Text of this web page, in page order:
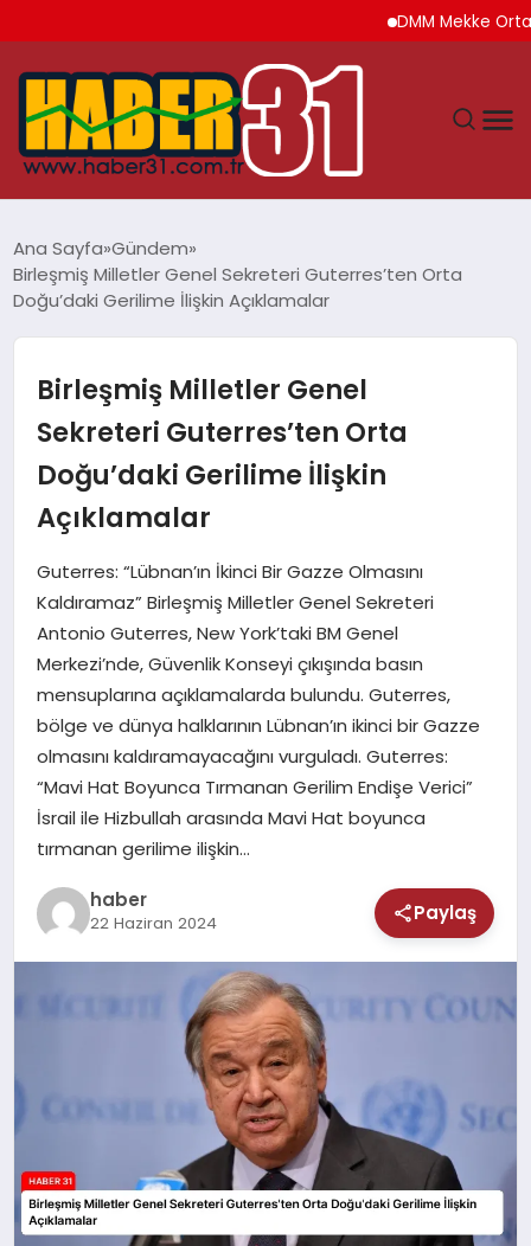
DMM Mekke Ortak
HATAY
EKONOMI
GÜNDEM
MAGAZIN
SAĞLIK
TEKNOLOJI
Ana Sayfa Gündem
Birleşmiş Milletler Genel Sekreteri Guterres’ten Orta
Doğu’daki Gerilime İlişkin Açıklamalar
Birleşmiş Milletler Genel
Sekreteri Guterres’ten Orta
Doğu’daki Gerilime İlişkin
Açıklamalar
Guterres: “Lübnan’ın İkinci Bir Gazze Olmasını
Kaldıramaz” Birleşmiş Milletler Genel Sekreteri
Antonio Guterres, New York’taki BM Genel
Merkezi’nde, Güvenlik Konseyi çıkışında basın
mensuplarına açıklamalarda bulundu. Guterres,
bölge ve dünya halklarının Lübnan’ın ikinci bir Gazze
olmasını kaldıramayacağını vurguladı. Guterres:
“Mavi Hat Boyunca Tırmanan Gerilim Endişe Verici”
İsrail ile Hizbullah arasında Mavi Hat boyunca
tırmanan gerilime ilişkin…
haber
22 Haziran 2024 Paylaş